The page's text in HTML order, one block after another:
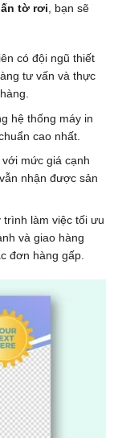
tờ rơi , bạn sẽ
có đội ngũ thiết
tư vấn và thực
hệ thống máy in
cao nhất.
mức giá cạnh
nhận được sản
trình làm việc tối ưu
và giao hàng
đơn hàng gấp.